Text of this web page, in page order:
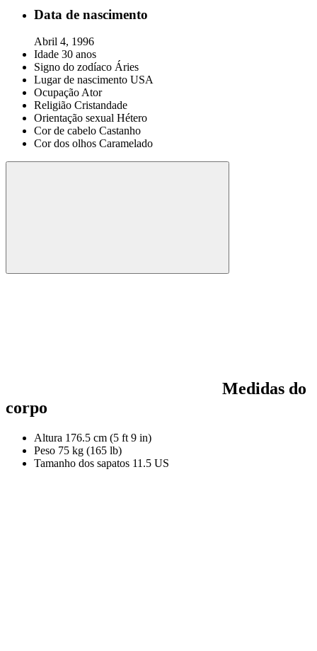
Data de nascimento
Abril 4, 1996
Idade 30 anos
Signo do zodíaco Áries
Lugar de nascimento USA
OcupaçãoAtor
Religião Cristandade
Orientação sexual Hétero
Cor de cabelo Castanho
Cor dos olhos Caramelado
Medidas do
corpo
Altura 176.5 cm (5 ft 9 in)
Peso 75 kg (165 lb)
Tamanho dos sapatos 11.5 US